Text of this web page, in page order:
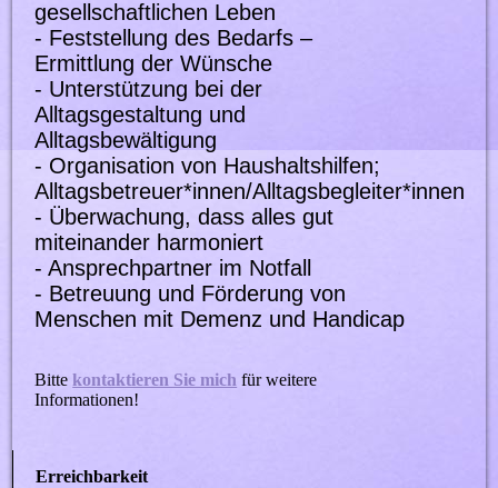
gesellschaftlichen Leben
- Feststellung des Bedarfs –
Ermittlung der Wünsche
- Unterstützung bei der
Alltagsgestaltung und
Alltagsbewältigung
- Organisation von Haushaltshilfen;
Alltagsbetreuer*innen/Alltagsbegleiter*innen
- Überwachung, dass alles gut
miteinander harmoniert
- Ansprechpartner im Notfall
- Betreuung und Förderung von
Menschen mit Demenz und Handicap
Bittekontaktieren Sie mich für weitere
Informationen!
Erreichbarkeit